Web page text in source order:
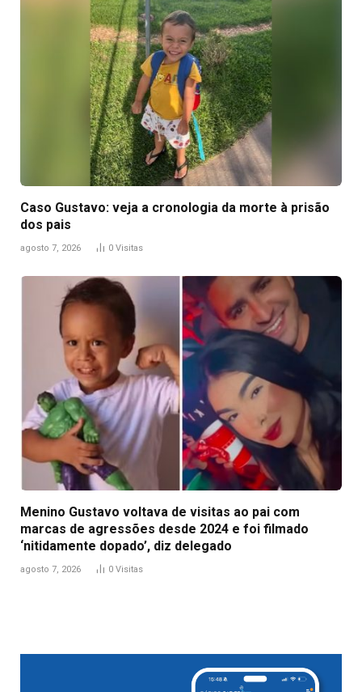
Caso Gustavo: veja a cronologia da morte à prisão
dos pais
agosto 7, 2026 0 Visitas
Menino Gustavo voltava de visitas ao pai com
marcas de agressões desde 2024 e foi filmado
‘nitidamente dopado’, diz delegado
agosto 7, 2026 0 Visitas